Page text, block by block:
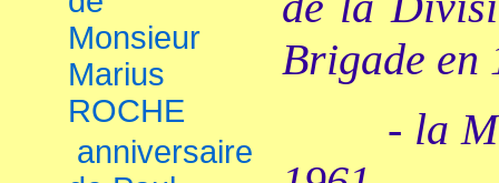
Monsieur
Marius
ROCHE
anniversaire
Brigade en
- la